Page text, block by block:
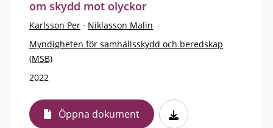
om skydd mot olyckor
Karlsson Per · Niklasson Malin
Myndigheten för samhällsskydd och beredskap
(MSB)
2022
Öppna dokument